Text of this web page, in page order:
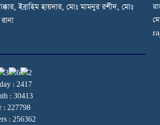
ইব্রাহিম হায়দার, মোঃ মামনুর রশীদ, মোঃ
: 2417
: 30413
: 227798
: 256362